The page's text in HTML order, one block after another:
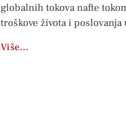
globalnih tokova nafte
troškove života i poslovanja
Više…